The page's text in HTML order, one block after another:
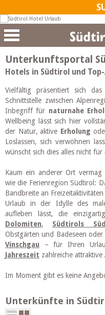
Unterkunftsportal
Hotels in Südtirol und
Vielfältig präsentiert sich das
Schnittstelle zwischen
Inbegriff für naturnahe
Wellbeing lässt sich hier
der Natur, aktive Erholung
Loslassen, sich verwöhnen
wünscht sich dies alles nicht
Kaum ein anderer Ort
wie die Ferienregion Südtirol:
Bandbreite an
Urlaub in der Idylle des
aufleben lässt, die
Dolomiten, Südtirols
Obstgärten und Badeseen
Vinschgau – für Ihren
Jahreszeit zahlreiche attraktive
Im Moment gibt es keine
Unterkünfte in